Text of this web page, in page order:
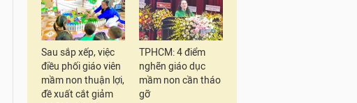
Sau sắp xếp, việc
điều phối giáo viên
mầm non thuận lợi,
đề xuất cắt giảm
TPHCM: 4 điểm
nghẽn giáo dục
mầm non cần tháo
gỡ